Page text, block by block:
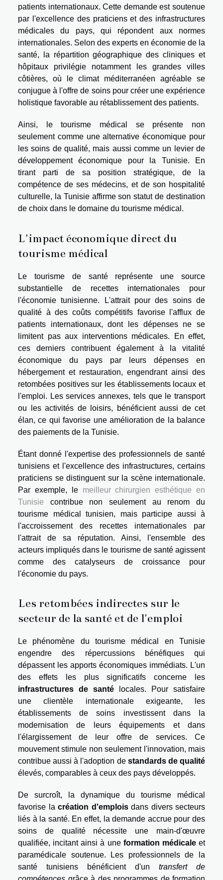
patients internationaux. Cette demande est soutenue
par l'excellence des praticiens et des infrastructures
médicales du pays, qui répondent aux normes
internationales. Selon des experts en économie de la
santé, la répartition géographique des cliniques et
hôpitaux privilégie notamment les grandes villes
côtières, où le climat méditerranéen agréable se
conjugue à l'offre de soins pour créer une expérience
holistique favorable au rétablissement des patients.
Ainsi, le tourisme médical se présente non
seulement comme une alternative économique pour
les soins de qualité, mais aussi comme un levier de
développement économique pour la Tunisie. En
tirant parti de sa position stratégique, de la
compétence de ses médecins, et de son hospitalité
culturelle, la Tunisie affirme son statut de destination
de choix dans le domaine du tourisme médical.
L'impact économique direct du
tourisme médical
Le tourisme de santé représente une source
substantielle de recettes internationales pour
l'économie tunisienne. L'attrait pour des soins de
qualité à des coûts compétitifs favorise l'afflux de
patients internationaux, dont les dépenses ne se
limitent pas aux interventions médicales. En effet,
ces derniers contribuent également à la vitalité
économique du pays par leurs dépenses en
hébergement et restauration, engendrant ainsi des
retombées positives sur les établissements locaux et
l'emploi. Les services annexes, tels que le transport
ou les activités de loisirs, bénéficient aussi de cet
élan, ce qui favorise une amélioration de la balance
des paiements de la Tunisie.
Étant donné l'expertise des professionnels de santé
tunisiens et l'excellence des infrastructures, certains
praticiens se distinguent sur la scène internationale.
Par exemple, le meilleur chirurgien esthétique en
Tunisie contribue non seulement au renom du
tourisme médical tunisien, mais participe aussi à
l'accroissement des recettes internationales par
l'attrait de sa réputation. Ainsi, l'ensemble des
acteurs impliqués dans le tourisme de santé agissent
comme des catalyseurs de croissance pour
l'économie du pays.
Les retombées indirectes sur le
secteur de la santé et de l'emploi
Le phénomène du tourisme médical en Tunisie
engendre des répercussions bénéfiques qui
dépassent les apports économiques immédiats. L'un
des effets les plus significatifs concerne les
infrastructures de santé locales. Pour satisfaire
une clientèle internationale exigeante, les
établissements de soins investissent dans la
modernisation de leurs équipements et dans
l'élargissement de leur offre de services. Ce
mouvement stimule non seulement l'innovation, mais
contribue aussi à l'adoption de standards de qualité
élevés, comparables à ceux des pays développés.
De surcroît, la dynamique du tourisme médical
favorise la création d'emploisdans divers secteurs
liés à la santé. En effet, la demande accrue pour des
soins de qualité nécessite une main-d'œuvre
qualifiée, incitant ainsi à une formation médicaleet
paramédicale soutenue. Les professionnels de la
santé tunisiens bénéficient d'un transfert de